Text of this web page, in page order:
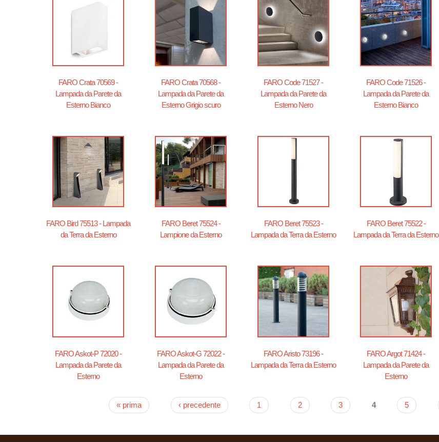
FARO Crata 70569 -
Lampada da Parete da
Esterno Bianco
FARO Crata 70568 -
Lampada da Parete da
Esterno Grigio scuro
FARO Code 71527 -
Lampada da Parete da
Esterno Nero
FARO Code 71526 -
Lampada da Parete da
Esterno Bianco
FARO Bird 75513 - Lampada
da Terra da Esterno
FARO Beret 75524 -
Lampione da Esterno
FARO Beret 75523 -
Lampada da Terra da Esterno
FARO Beret 75522 -
Lampada da Terra da Esterno
FARO Askot-P 72020 -
Lampada da Parete da
Esterno
FARO Askot-G 72022 -
Lampada da Parete da
Esterno
FARO Aristo 73196 -
Lampada da Terra da Esterno
FARO Argot 71424 -
Lampada da Parete da
Esterno
« prima ‹ precedente 1 2 3 4 5